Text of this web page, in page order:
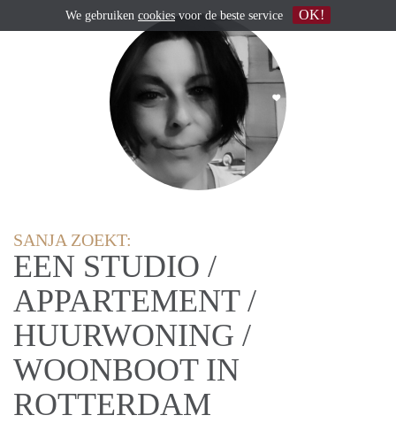
SANJA ZOEKT:
EEN STUDIO /
APPARTEMENT /
HUURWONING /
WOONBOOT IN
ROTTERDAM
We gebruiken cookiesvoor de beste service OK!